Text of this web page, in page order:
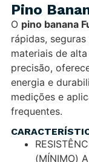
Pino
O pino banana
rápidas,
materiais de
precisão,
energia e
medições e
frequentes.
(MÍNIMO)